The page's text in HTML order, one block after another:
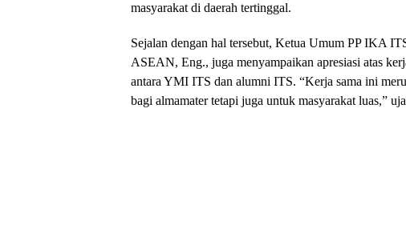
masyarakat di daerah tertinggal.
Sejalan dengan hal tersebut, Ketua Umum PP IKA
ASEAN, Eng., juga menyampaikan apresiasi atas
antara YMI ITS dan alumni ITS. “Kerja sama ini
bagi almamater tetapi juga untuk masyarakat luas,”